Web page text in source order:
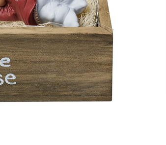
og Sandnes - Kilden Senter
16, 4016 Stavanger
10-18
og Sandnes - Kvadrat